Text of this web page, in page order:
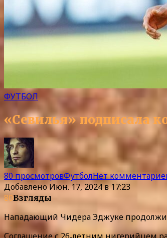
ФУТБОЛ
«Севилья» подписала
80 просмотровФутболНет
ДобавленоИюн. 17, 2024 в 17:23
80Взгляды
Нападающий Чидера Эджуке продолжит